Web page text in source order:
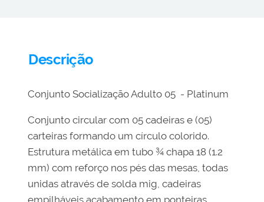
Descrição
Conjunto Socialização Adulto 05 - Platinum
Conjunto circular com 05 cadeiras e (05)
carteiras formando um círculo colorido.
Estrutura metálica em tubo ¾ chapa 18 (1.2
mm) com reforço nos pés das mesas, todas
unidas através de solda mig, cadeiras